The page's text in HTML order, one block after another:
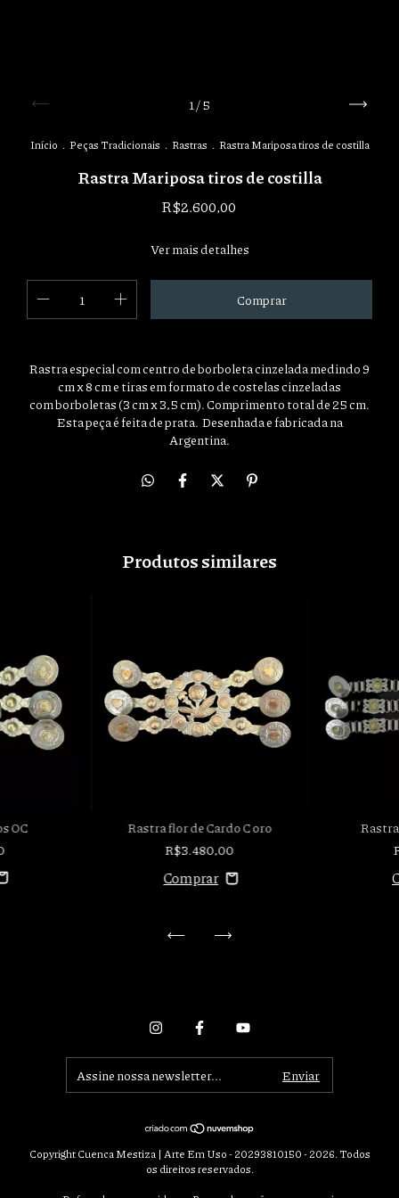
1/5
Início . Peças Tradicionais . Rastras . Rastra Mariposa tiros de costilla
Rastra Mariposa tiros de costilla
R$2.600,00
Ver mais detalhes
Rastra especial com centro de borboleta cinzelada medindo 9
cm x 8 cm e tiras em formato de costelas cinzeladas
com borboletas (3 cm x 3,5 cm). Comprimento total de 25 cm.
Esta peça é feita de prata. Desenhada e fabricada na
Argentina.
Produtos similares
OC
Rastra flor de Cardo C oro
R$3.480,00
Copyright Cuenca Mestiza | Arte Em Uso - 20293810150 - 2026. Todos
os direitos reservados.